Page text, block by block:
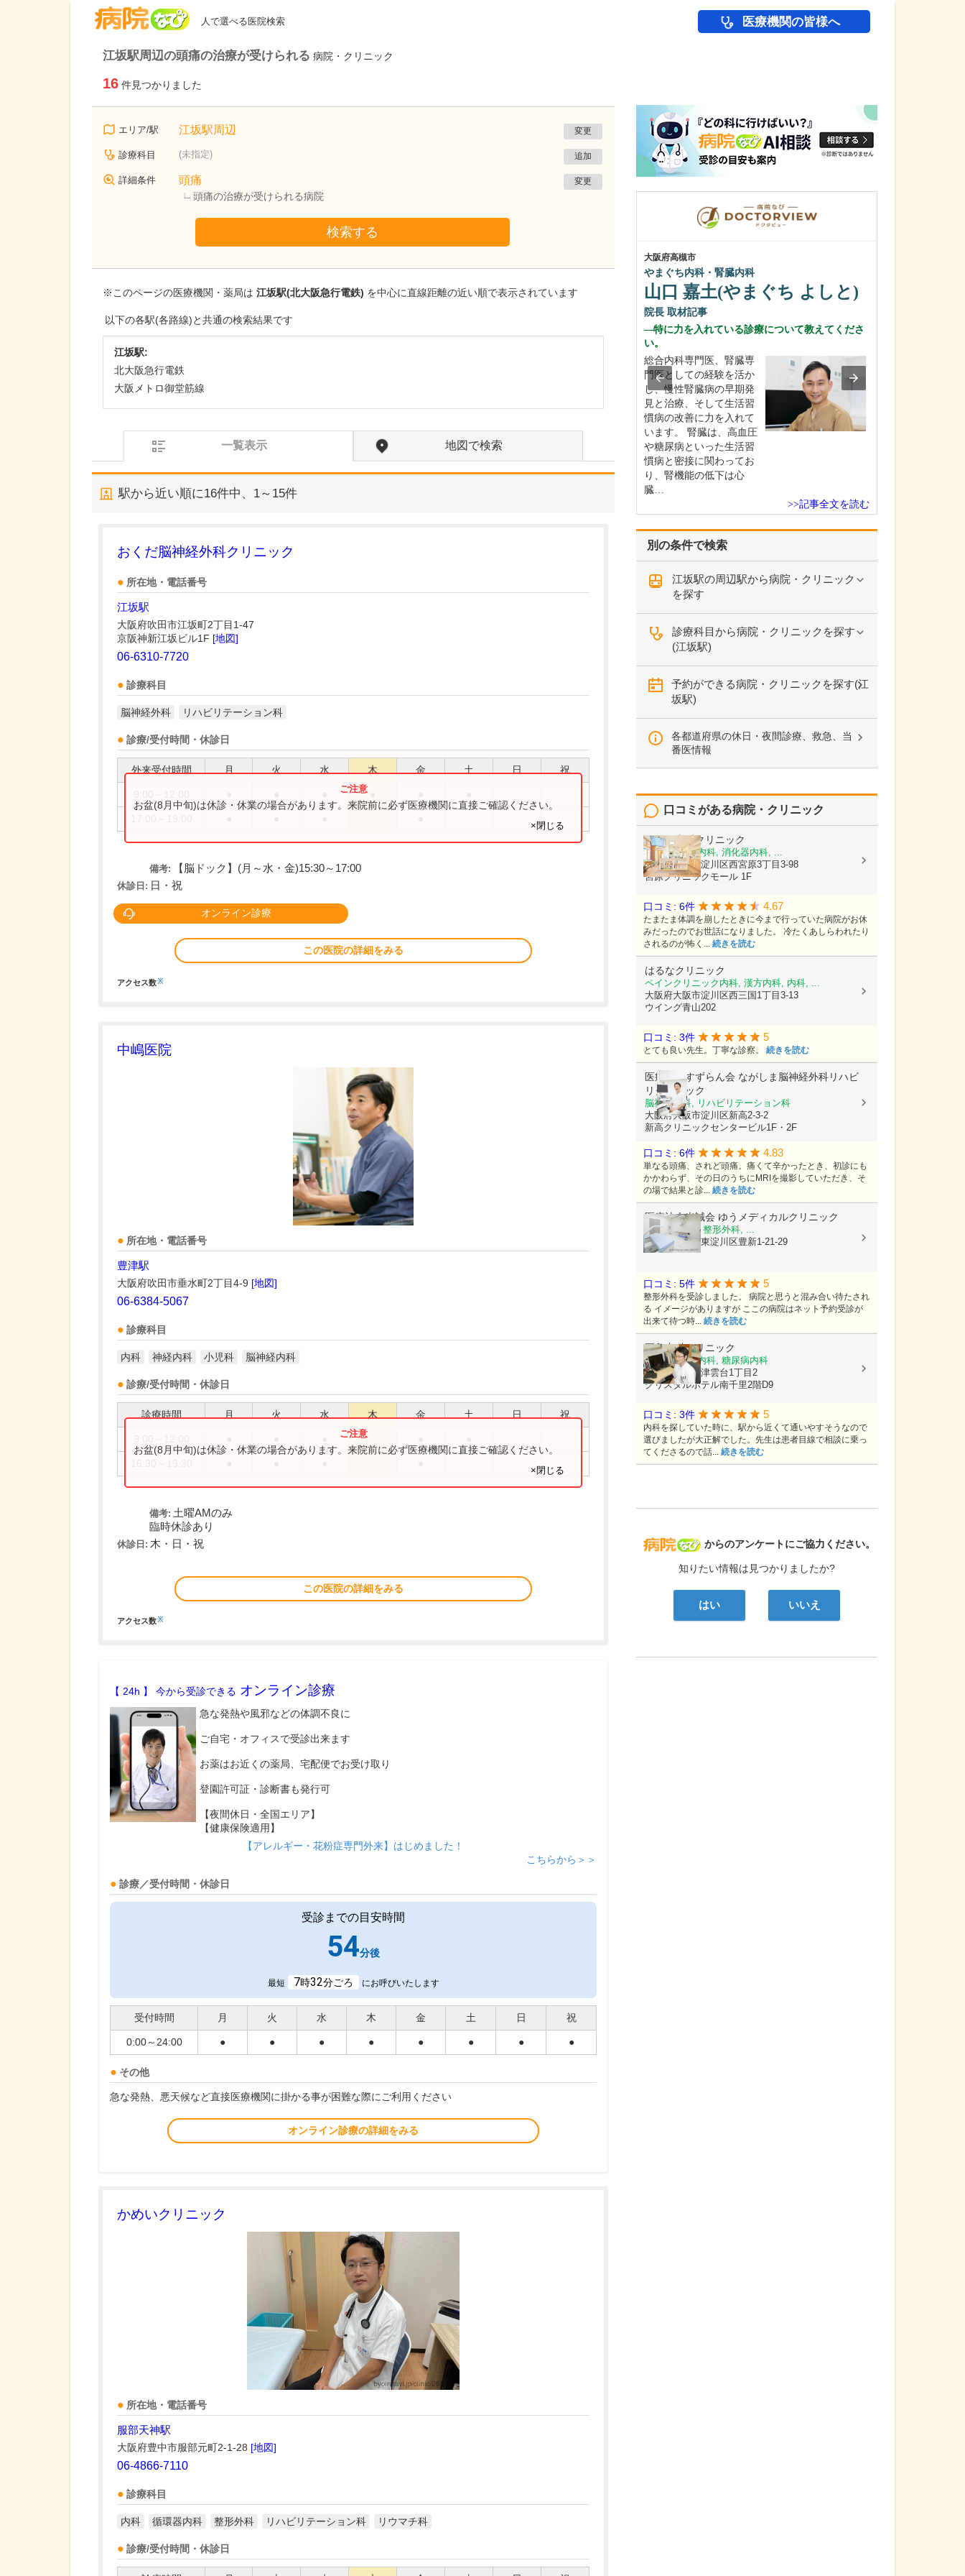
人で選べる医院検索 医療機関の皆様へ
江坂駅周辺の頭痛の治療が受けられる 病院・クリニック
16 件見つかりました
エリア/駅 江坂駅周辺 変更
診療科目 (未指定) 追加
詳細条件 頭痛
頭痛の治療が受けられる病院
変更
検索する
※このページの医療機関・薬局は 江坂駅(北大阪急行電鉄) を中心に直線距離の近い順で表示されています
以下の各駅(各路線)と共通の検索結果です
江坂駅:
北大阪急行電鉄
大阪メトロ御堂筋線
一覧表示 地図で検索
駅から近い順に16件中、 1～15件
おくだ脳神経外科クリニック
所在地・電話番号
江坂駅
大阪府吹田市江坂町2丁目1-47
京阪神新江坂ビル1F [地図]
06-6310-7720
診療科目
脳神経外科 リハビリテーション科
診療/受付時間・休診日
外来受付時間 月 火 水 木 金 土 日 祝
お盆(8月中旬)は休診・休業の場合があります。来院前に必ず医療機関に直接ご確認ください。
×閉じる
備考: 【脳ドック】(月～水・金)15:30～17:00
休診日: 日・祝
オンライン診療
この医院の詳細をみる
アクセス数※
中嶋医院
所在地・電話番号
豊津駅
大阪府吹田市垂水町2丁目4-9 [地図]
06-6384-5067
診療科目
内科 神経内科 小児科 脳神経内科
診療/受付時間・休診日
診療時間 月 火 水 木 金 土 日 祝
お盆(8月中旬)は休診・休業の場合があります。来院前に必ず医療機関に直接ご確認ください。
×閉じる
備考: 土曜AMのみ
臨時休診あり
休診日: 木・日・祝
この医院の詳細をみる
アクセス数※
【 24h 】 今から受診できる オンライン診療
急な発熱や風邪などの体調不良に
ご自宅・オフィスで受診出来ます
お薬はお近くの薬局、宅配便でお受け取り
登園許可証・診断書も発行可
【夜間休日・全国エリア】
【健康保険適用】
【アレルギー・花粉症専門外来】はじめました！
こちらから＞＞
診療／受付時間・休診日
受診までの目安時間
54分後
最短 7時32分ごろ にお呼びいたします
受付時間 月 火 水 木 金 土 日 祝
0:00～24:00 ● ● ● ● ● ● ● ●
その他
急な発熱、悪天候など直接医療機関に掛かる事が困難な際にご利用ください
オンライン診療の詳細をみる
かめいクリニック
所在地・電話番号
服部天神駅
大阪府豊中市服部元町2-1-28 [地図]
06-4866-7110
診療科目
内科 循環器内科 整形外科 リハビリテーション科 リウマチ科
診療/受付時間・休診日
別の条件で検索
江坂駅の周辺駅から病院・クリニック
を探す
診療科目から病院・クリニックを探す
(江坂駅)
予約ができる病院・クリニックを探す(江
坂駅)
各都道府県の休日・夜間診療、救急、当
番医情報
病院なび
からのアンケートにご協力ください。
知りたい情報は見つかりましたか?
はい いいえ
口コミがある病院・クリニック
ひさこ内科クリニック
内科, 呼吸器内科, 消化器内科, ...
大阪府大阪市淀川区西宮原3丁目3-98
宮原クリニックモール 1F
口コミ: 6件 4.67
たまたま体調を崩したときに今まで行っていた病院がお休
みだったのでお世話になりました。 冷たくあしらわれたり
されるのが怖く... 続きを読む
はるなクリニック
ペインクリニック内科, 漢方内科, 内科, ...
大阪府大阪市淀川区西三国1丁目3-13
ウイング青山202
口コミ: 3件 5
とても良い先生。丁寧な診察。 続きを読む
医療法人すずらん会 ながしま脳神経外科リハビ
リクリニック
脳神経外科, リハビリテーション科
大阪府大阪市淀川区新高2-3-2
新高クリニックセンタービル1F・2F
口コミ: 6件 4.83
単なる頭痛、されど頭痛。痛くて辛かったとき、初診にも
かかわらず、その日のうちにMRIを撮影していただき、そ
の場で結果と診... 続きを読む
医療法人光誠会 ゆうメディカルクリニック
内科, 皮膚科, 整形外科, ...
大阪府大阪市東淀川区豊新1-21-29
口コミ: 5件 5
整形外科を受診しました。 病院と思うと混み合い待たされ
る イメージがありますが ここの病院はネット予約受診が
出来て待つ時... 続きを読む
岡島内科クリニック
内科, 循環器内科, 糖尿病内科
大阪府吹田市津雲台1丁目2
クリスタルホテル南千里2階D9
口コミ: 3件 5
内科を探していた時に、駅から近くて通いやすそうなので
選びましたが大正解でした。先生は患者目線で相談に乗っ
てくださるので話... 続きを読む
千里北在宅クリニック
菅 泰彦院長取材記事
学病院や基幹病院での治
療を終え、緩和ケアを必
く…
大阪府高槻市
やまぐち内科・腎臓内科
山口 嘉土(やまぐち よしと)
院長 取材記事
特に力を入れている診療について教えてくださ
い。
総合内科専門医、腎臓専
門医としての経験を活か
し、慢性腎臓病の早期発
見と治療、そして生活習
慣病の改善に力を入れて
います。 腎臓は、高血圧
や糖尿病といった生活習
慣病と密接に関わってお
り、腎機能の低下は心
臓…
>>記事全文を読む